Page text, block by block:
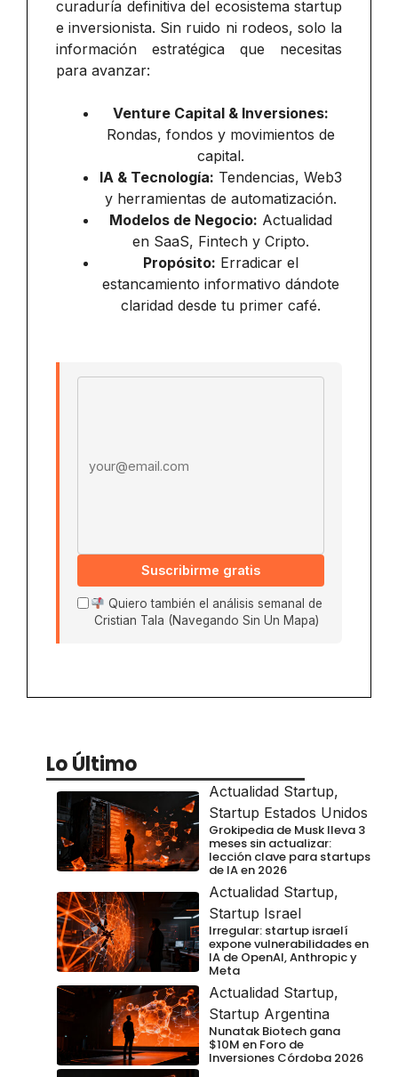
curaduría definitiva del ecosistema startup
e inversionista. Sin ruido ni rodeos, solo la
información estratégica que necesitas
para avanzar:
Venture Capital & Inversiones:
Rondas, fondos y movimientos de
capital.
IA & Tecnología: Tendencias, Web3
y herramientas de automatización.
Modelos de Negocio: Actualidad
en SaaS, Fintech y Cripto.
Propósito: Erradicar el
estancamiento informativo dándote
claridad desde tu primer café.
Suscribirme gratis
Quiero también el análisis semanal de
Cristian Tala (Navegando Sin Un Mapa)
Lo Último
Actualidad Startup,
Startup Estados Unidos
Grokipedia de Musk lleva 3
meses sin actualizar:
lección clave para startups
de IA en 2026
Actualidad Startup,
Startup Israel
Irregular: startup israelí
expone vulnerabilidades en
IA de OpenAI, Anthropic y
Meta
Actualidad Startup,
Startup Argentina
Nunatak Biotech gana
$10M en Foro de
Inversiones Córdoba 2026